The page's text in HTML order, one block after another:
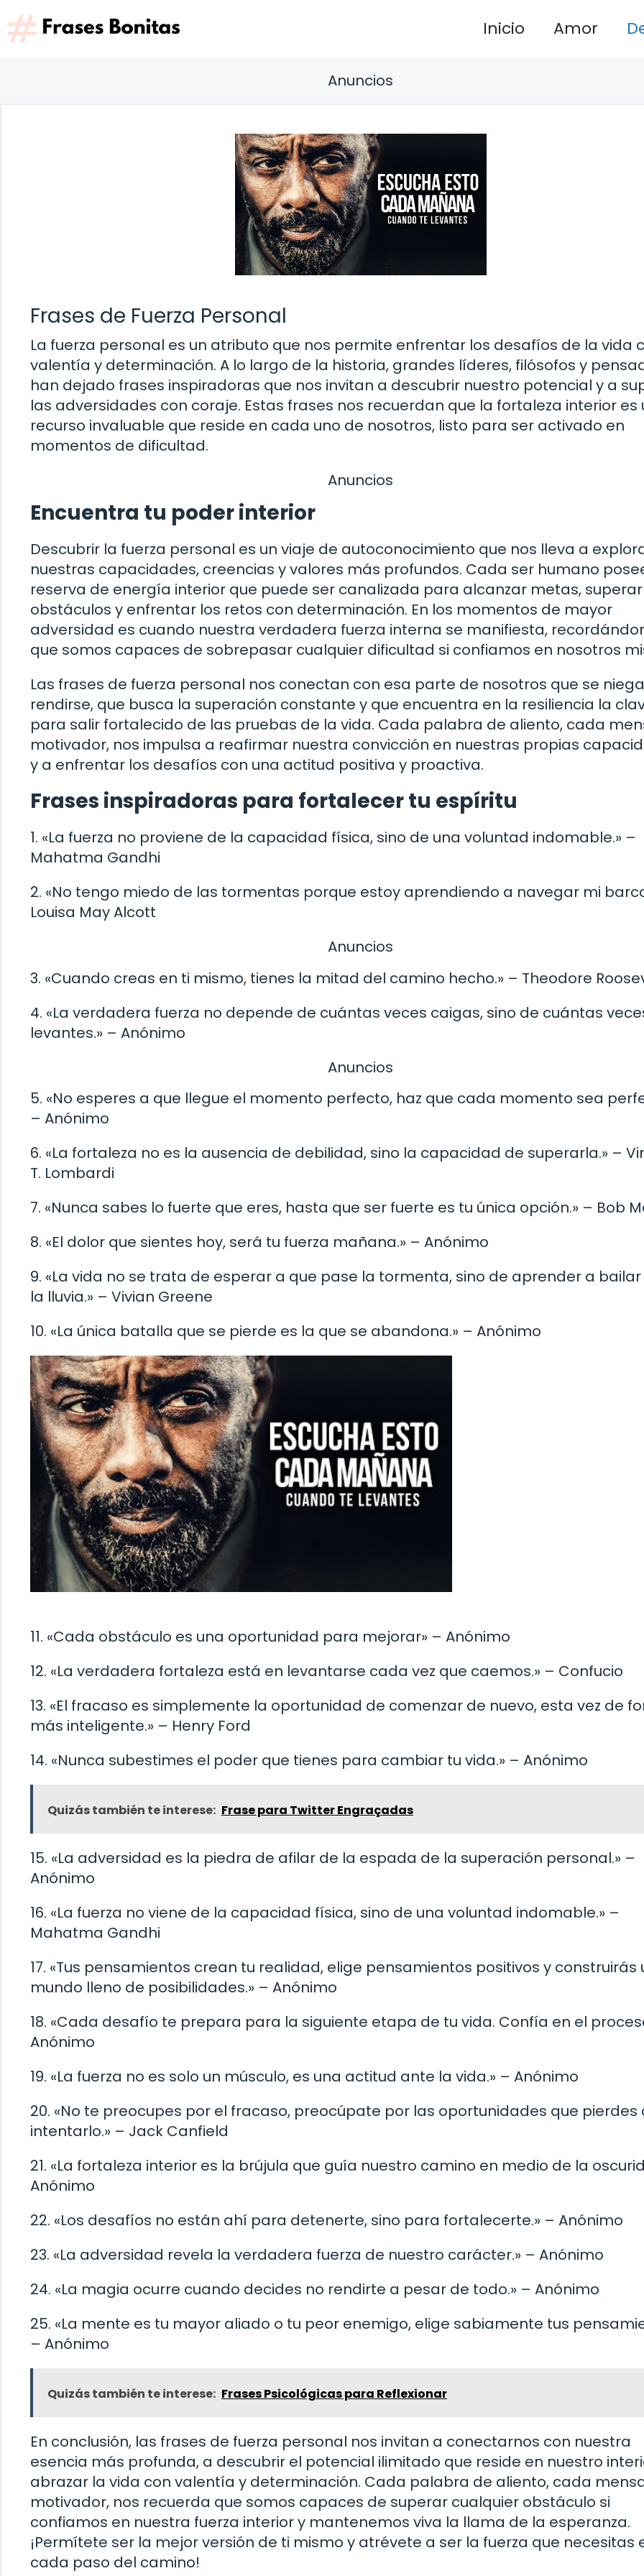
Saltar
al
contenido
Inicio Amor
Anuncios
Frases de Fuerza Personal
La fuerza personal es un atributo que nos permite enfrentar los desafíos de la vida
valentía y determinación. A lo largo de la historia, grandes líderes, filósofos y
han dejado frases inspiradoras que nos invitan a descubrir nuestro potencial y a
las adversidades con coraje. Estas frases nos recuerdan que la fortaleza interior es
recurso invaluable que reside en cada uno de nosotros, listo para ser activado en
momentos de dificultad.
Anuncios
Encuentra tu poder interior
Descubrir la fuerza personal es un viaje de autoconocimiento que nos lleva a
nuestras capacidades, creencias y valores más profundos. Cada ser humano
reserva de energía interior que puede ser canalizada para alcanzar metas, superar
obstáculos y enfrentar los retos con determinación. En los momentos de mayor
adversidad es cuando nuestra verdadera fuerza interna se manifiesta,
que somos capaces de sobrepasar cualquier dificultad si confiamos en nosotros
Las frases de fuerza personal nos conectan con esa parte de nosotros que se
rendirse, que busca la superación constante y que encuentra en la resiliencia la
para salir fortalecido de las pruebas de la vida. Cada palabra de aliento, cada
motivador, nos impulsa a reafirmar nuestra convicción en nuestras propias
y a enfrentar los desafíos con una actitud positiva y proactiva.
Frases inspiradoras para fortalecer tu espíritu
1. «La fuerza no proviene de la capacidad física, sino de una voluntad indomable.» –
Mahatma Gandhi
2. «No tengo miedo de las tormentas porque estoy aprendiendo a navegar mi
Louisa May Alcott
Anuncios
3. «Cuando creas en ti mismo, tienes la mitad del camino hecho.» – Theodore
4. «La verdadera fuerza no depende de cuántas veces caigas, sino de cuántas
levantes.» – Anónimo
Anuncios
5. «No esperes a que llegue el momento perfecto, haz que cada momento sea
– Anónimo
6. «La fortaleza no es la ausencia de debilidad, sino la capacidad de superarla.» –
T. Lombardi
7. «Nunca sabes lo fuerte que eres, hasta que ser fuerte es tu única opción.» – Bob
8. «El dolor que sientes hoy, será tu fuerza mañana.» – Anónimo
9. «La vida no se trata de esperar a que pase la tormenta, sino de aprender a
la lluvia.» – Vivian Greene
10. «La única batalla que se pierde es la que se abandona.» – Anónimo
11. «Cada obstáculo es una oportunidad para mejorar» – Anónimo
12. «La verdadera fortaleza está en levantarse cada vez que caemos.» – Confucio
13. «El fracaso es simplemente la oportunidad de comenzar de nuevo, esta vez de
más inteligente.» – Henry Ford
14. «Nunca subestimes el poder que tienes para cambiar tu vida.» – Anónimo
Quizás también te interese: Frase para Twitter Engraçadas
15. «La adversidad es la piedra de afilar de la espada de la superación personal.» –
Anónimo
16. «La fuerza no viene de la capacidad física, sino de una voluntad indomable.» –
Mahatma Gandhi
17. «Tus pensamientos crean tu realidad, elige pensamientos positivos y construirás
mundo lleno de posibilidades.» – Anónimo
18. «Cada desafío te prepara para la siguiente etapa de tu vida. Confía en el
Anónimo
19. «La fuerza no es solo un músculo, es una actitud ante la vida.» – Anónimo
20. «No te preocupes por el fracaso, preocúpate por las oportunidades que pierdes
intentarlo.» – Jack Canfield
21. «La fortaleza interior es la brújula que guía nuestro camino en medio de la
Anónimo
22. «Los desafíos no están ahí para detenerte, sino para fortalecerte.» – Anónimo
23. «La adversidad revela la verdadera fuerza de nuestro carácter.» – Anónimo
24. «La magia ocurre cuando decides no rendirte a pesar de todo.» – Anónimo
25. «La mente es tu mayor aliado o tu peor enemigo, elige sabiamente tus
– Anónimo
Quizás también te interese: Frases Psicológicas para Reflexionar
En conclusión, las frases de fuerza personal nos invitan a conectarnos con nuestra
esencia más profunda, a descubrir el potencial ilimitado que reside en nuestro
abrazar la vida con valentía y determinación. Cada palabra de aliento, cada
motivador, nos recuerda que somos capaces de superar cualquier obstáculo si
confiamos en nuestra fuerza interior y mantenemos viva la llama de la esperanza.
¡Permítete ser la mejor versión de ti mismo y atrévete a ser la fuerza que necesitas
cada paso del camino!